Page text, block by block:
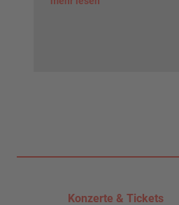
Konzerte & Tickets